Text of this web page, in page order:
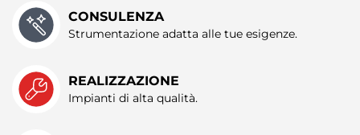
CONSULENZA
Strumentazione adatta alle tue esigenze.
REALIZZAZIONE
Impianti di alta qualità.